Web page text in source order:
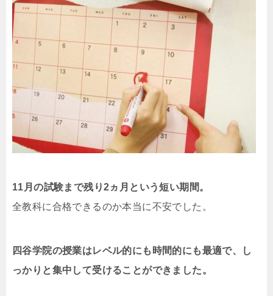
11月の試験まで残り2ヵ月という短い期間。
全教科に合格できるのか本当に不安でした。
四谷学院の授業はレベル的にも時間的にも最適で、し
っかりと集中して受けることができました。